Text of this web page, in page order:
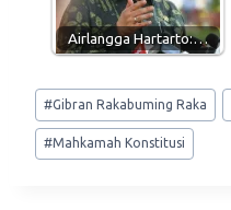
Airlangga Hartarto:…
Post
Tags:
#Gibran Rakabuming Raka
#Mahkamah Konstitusi